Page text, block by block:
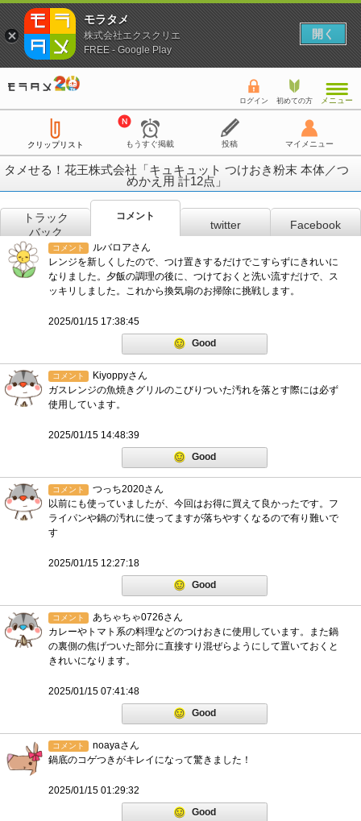
ログイン 初めての方 メニュー
クリップリスト もうすぐ掲載 投稿 マイメニュー
タメせる！花王株式会社「キュキュット つけおき粉末 本体／つ
めかえ用 計12点」
トラック
バック
コメント
twitter Facebook
コメント
ルバロアさん
レンジを新しくしたので、つけ置きするだけでこすらずにきれいに
なりました。夕飯の調理の後に、つけておくと洗い流すだけで、ス
ッキリしました。これから換気扇のお掃除に挑戦します。
2025/01/15 17:38:45
Good
コメント
Kiyoppyさん
ガスレンジの魚焼きグリルのこびりついた汚れを落とす際には必ず
使用しています。
2025/01/15 14:48:39
Good
コメント
つっち2020さん
以前にも使っていましたが、今回はお得に買えて良かったです。フ
ライパンや鍋の汚れに使ってますが落ちやすくなるので有り難いで
す
2025/01/15 12:27:18
Good
コメント
あちゃちゃ0726さん
カレーやトマト系の料理などのつけおきに使用しています。また鍋
の裏側の焦げついた部分に直接すり混ぜらようにして置いておくと
きれいになります。
2025/01/15 07:41:48
Good
コメント
noayaさん
鍋底のコゲつきがキレイになって驚きました！
2025/01/15 01:29:32
Good
モラタメ
株式会社エクスクリエ
FREE - Google Play
開く